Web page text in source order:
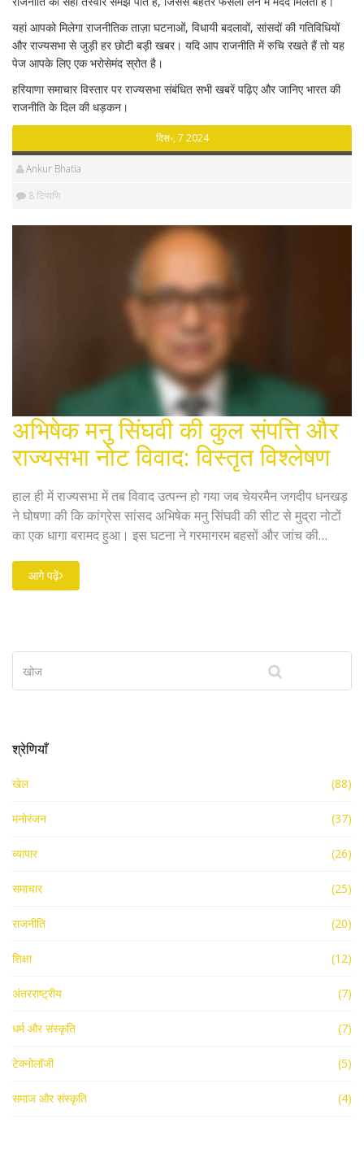
यहां आपको मिलेगा राजनीतिक ताज़ा घटनाओं, विधायी बदलावों, सांसदों की गतिविधियों
और राज्यसभा से जुड़ी हर छोटी बड़ी खबर। यदि आप राजनीति में रुचि रखते हैं तो यह
पेज आपके लिए एक भरोसेमंद स्रोत है।
हरियाणा समाचार विस्तार पर राज्यसभा संबंधित सभी खबरें पढ़िए और जानिए भारत की
राजनीति के दिल की धड़कन।
दिस॰, 7 2024
Ankur Bhatia
8 टिप्पणि
अभिषेक मनु सिंघवी की कुल संपत्ति और
राज्यसभा नोट विवाद: विस्तृत विश्लेषण
हाल ही में राज्यसभा में तब विवाद उत्पन्न हो गया जब चेयरमैन जगदीप धनखड़
ने घोषणा की कि कांग्रेस सांसद अभिषेक मनु सिंघवी की सीट से मुद्रा नोटों
का एक धागा बरामद हुआ। इस घटना ने गरमागरम बहसों और जांच की
किया है। विपक्ष ने सवाल उठाए हैं कि जांच पूरी होने से पहले उन्हें बेवजह क्यों
बताया गया।
आगे पढ़ें
श्रेणियाँ
खेल (88)
मनोरंजन (37)
व्यापार (26)
समाचार (25)
राजनीति (20)
शिक्षा (12)
अंतरराष्ट्रीय (7)
धर्म और संस्कृति (7)
टेक्नोलॉजी (5)
समाज और संस्कृति (4)